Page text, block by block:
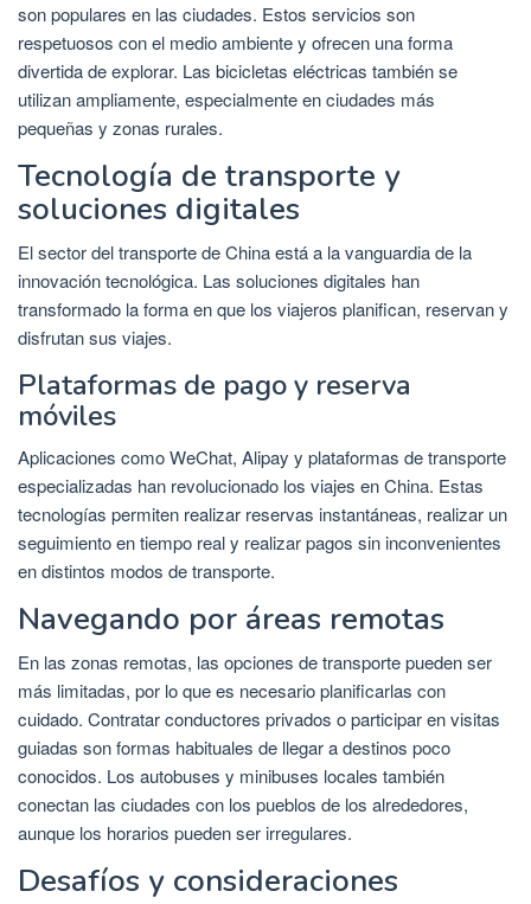
son populares en las ciudades. Estos servicios son
respetuosos con el medio ambiente y ofrecen una forma
divertida de explorar. Las bicicletas eléctricas también se
utilizan ampliamente, especialmente en ciudades más
pequeñas y zonas rurales.
Tecnología de transporte y
soluciones digitales
El sector del transporte de China está a la vanguardia de la
innovación tecnológica. Las soluciones digitales han
transformado la forma en que los viajeros planifican, reservan y
disfrutan sus viajes.
Plataformas de pago y reserva
móviles
Aplicaciones como WeChat, Alipay y plataformas de transporte
especializadas han revolucionado los viajes en China. Estas
tecnologías permiten realizar reservas instantáneas, realizar un
seguimiento en tiempo real y realizar pagos sin inconvenientes
en distintos modos de transporte.
Navegando por áreas remotas
En las zonas remotas, las opciones de transporte pueden ser
más limitadas, por lo que es necesario planificarlas con
cuidado. Contratar conductores privados o participar en visitas
guiadas son formas habituales de llegar a destinos poco
conocidos. Los autobuses y minibuses locales también
conectan las ciudades con los pueblos de los alrededores,
aunque los horarios pueden ser irregulares.
Desafíos y consideraciones